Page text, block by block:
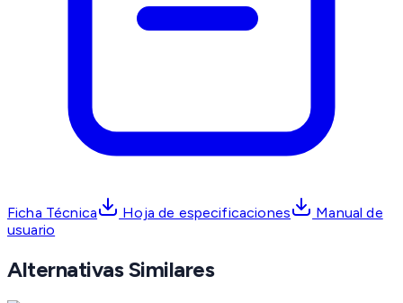
Ficha Técnica Hoja de especificaciones
Manual de
usuario
Alternativas Similares